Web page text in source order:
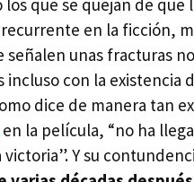
los que se quejan de que
en la ficción,
señalen unas fracturas
incluso con la existencia
dice de manera tan
en la película, “no ha
victoria”. Y su